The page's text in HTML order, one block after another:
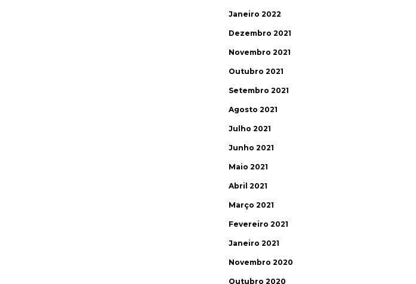
Janeiro 2022
Dezembro 2021
Novembro 2021
Outubro 2021
Setembro 2021
Agosto 2021
Julho 2021
Junho 2021
Maio 2021
Abril 2021
Março 2021
Fevereiro 2021
Janeiro 2021
Novembro 2020
Outubro 2020